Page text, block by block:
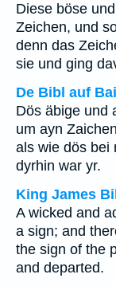
Diese böse
Zeichen, und
denn das
sie und ging
De Bibl auf
Dös äbige und
um ayn
als wie dös bei
dyrhin war yr.
King James
A wicked and
a sign; and
the sign of the
and departed.